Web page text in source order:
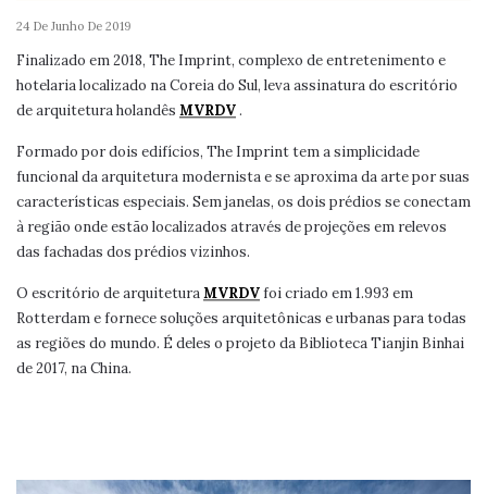
24 De Junho De 2019
Finalizado em 2018, The Imprint, complexo de entretenimento e
hotelaria localizado na Coreia do Sul, leva assinatura do escritório
de arquitetura holandês MVRDV.
Formado por dois edifícios, The Imprint tem a simplicidade
funcional da arquitetura modernista e se aproxima da arte por suas
características especiais. Sem janelas, os dois prédios se conectam
à região onde estão localizados através de projeções em relevos
das fachadas dos prédios vizinhos.
O escritório de arquiteturaMVRDVfoi criado em 1.993 em
Rotterdam e fornece soluções arquitetônicas e urbanas para todas
as regiões do mundo. É deles o projeto da Biblioteca Tianjin Binhai
de 2017, na China.